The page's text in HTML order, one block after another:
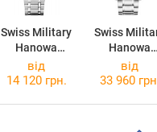
Swiss Military
Hanowa
Thunderbolt
SMWGH000080
Swiss
Hanowa
Majestic
Pioneer
2
від
14 120 грн.
від
33 960